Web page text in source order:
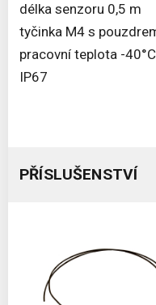
délka senzoru 0,5 m
tyčinka M4 s
pracovní teplota -
IP67
PŘÍSLUŠENSTVÍ